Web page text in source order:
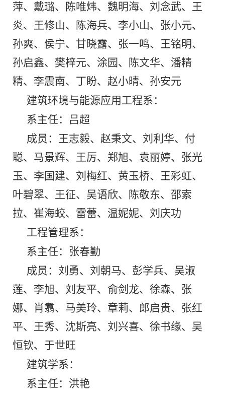
萍、戴璐、陈唯炜、魏明海、刘念武、王
炎、王修山、陈海兵、李小山、张小元、
孙爽、侯宁、甘晓露、张一鸣、王铭明、
孙启鑫、樊梓元、涂园、陈文华、潘精
精、李震南、丁盼、赵小晴、孙安元
建筑环境与能源应用工程系：
系主任：吕超
成员：王志毅、赵秉文、刘利华、付
聪、马景辉、王厉、郑旭、袁丽婷、张光
玉、李国建、刘梅红、黄玉桥、王彩虹、
叶碧翠、王征、吴语欣、陈敬东、邵索
拉、崔海蛟、雷蕾、温妮妮、刘庆功
工程管理系：
系主任：张春勤
成员：刘勇、刘朝马、彭学兵、吴淑
莲、李旭、刘友平、俞剑龙、徐森、张
娜、肖翥、马美玲、章莉、 郎启贵、张红
平、王秀、沈斯亮、刘兴喜、徐书缘、吴
恒钦、于世旺
建筑学系：
系主任：洪艳